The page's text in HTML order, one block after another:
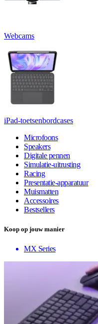
Webcams
iPad-toetsenbordcases
Microfoons
Speakers
Digitale pennen
Simulatie-uitrusting
Racing
Presentatie-apparatuur
Muismatten
Accessoires
Bestsellers
Koop op jouw manier
MX Series